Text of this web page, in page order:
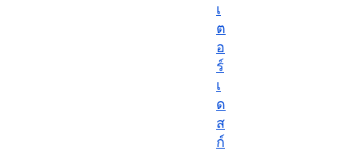
เ
ต
อ
ร์
เ
ด
ส
ก์